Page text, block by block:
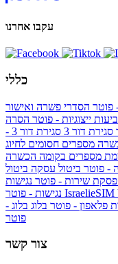
עקבו אחרנו
כללי
פוטר הסדרי פשרה ואישור
ייצוגיות - פוטר הסרה
סגירת דור 3
סגירת דור 3 -
מספרים חסומים לחיוג
מספרים בקומה הכשרה
- פוטר ביטול עסקה ביטול
שירות - פוטר נגישות
IsraelieSIM
פלאפון - פוטר בלוג בלוג -
פוטר
צור קשר